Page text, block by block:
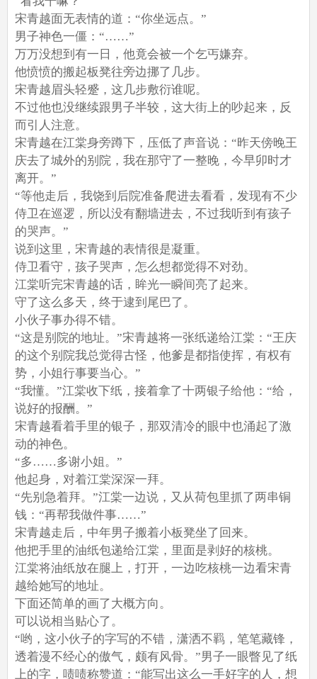
宋青越面无表情的道：“你坐远点。”
男子神色一僵：“……”
万万没想到有一日，他竟会被一个乞丐嫌弃。
他愤愤的搬起板凳往旁边挪了几步。
宋青越眉头轻蹙，这几步敷衍谁呢。
不过他也没继续跟男子半较，这大街上的吵起来，反
而引人注意。
宋青越在江棠身旁蹲下，压低了声音说：“昨天傍晚王
庆去了城外的别院，我在那守了一整晚，今早卯时才
离开。”
“等他走后，我饶到后院准备爬进去看看，发现有不少
侍卫在巡逻，所以没有翻墙进去，不过我听到有孩子
的哭声。”
说到这里，宋青越的表情很是凝重。
侍卫看守，孩子哭声，怎么想都觉得不对劲。
江棠听完宋青越的话，眸光一瞬间亮了起来。
守了这么多天，终于逮到尾巴了。
小伙子事办得不错。
“这是别院的地址。”宋青越将一张纸递给江棠：“王庆
的这个别院我总觉得古怪，他爹是都指使挥，有权有
势，小姐行事要当心。”
“我懂。”江棠收下纸，接着拿了十两银子给他：“给，
说好的报酬。”
宋青越看着手里的银子，那双清冷的眼中也涌起了激
动的神色。
“多……多谢小姐。”
他起身，对着江棠深深一拜。
“先别急着拜。”江棠一边说，又从荷包里抓了两串铜
钱：“再帮我做件事……”
宋青越走后，中年男子搬着小板凳坐了回来。
他把手里的油纸包递给江棠，里面是剥好的核桃。
江棠将油纸放在腿上，打开，一边吃核桃一边看宋青
越给她写的地址。
下面还简单的画了大概方向。
可以说相当贴心了。
“哟，这小伙子的字写的不错，潇洒不羁，笔笔藏锋，
透着漫不经心的傲气，颇有风骨。”男子一眼瞥见了纸
上的字，啧啧称赞道：“能写出这么一手好字的人，想